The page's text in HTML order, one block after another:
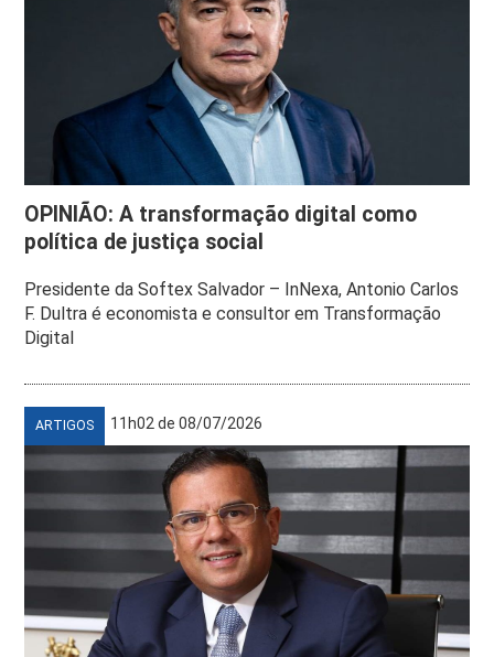
OPINIÃO: A transformação digital como
política de justiça social
Presidente da Softex Salvador – InNexa, Antonio Carlos
F. Dultra é economista e consultor em Transformação
Digital
ARTIGOS 11h02 de 08/07/2026